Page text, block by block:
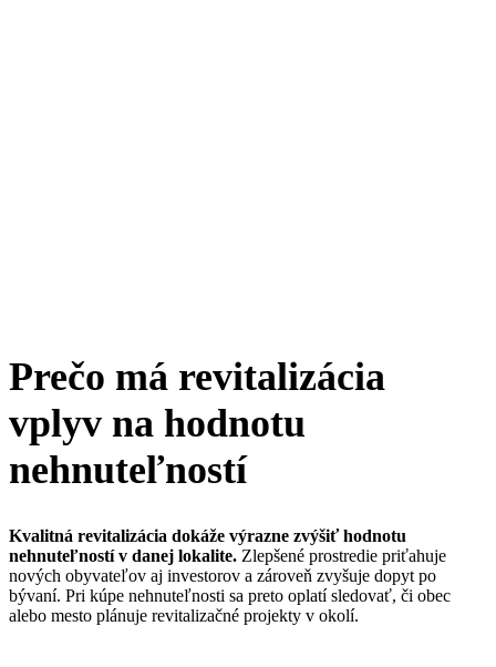
Prečo má revitalizácia
vplyv na hodnotu
nehnuteľností
Kvalitná revitalizácia dokáže výrazne zvýšiť hodnotu
nehnuteľností v danej lokalite. Zlepšené prostredie priťahuje
nových obyvateľov aj investorov a zároveň zvyšuje dopyt po
bývaní. Pri kúpe nehnuteľnosti sa preto oplatí sledovať, či obec
alebo mesto plánuje revitalizačné projekty v okolí.